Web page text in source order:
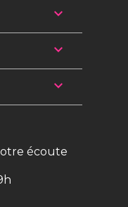



écoute